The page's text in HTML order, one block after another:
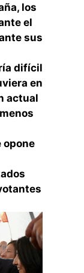
los
el
sus
difícil
en
actual
opone